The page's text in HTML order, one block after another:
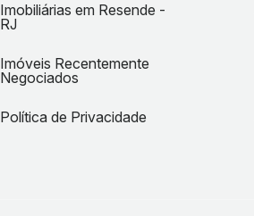
Imobiliárias em Resende -
RJ
Imóveis Recentemente
Negociados
Política de Privacidade